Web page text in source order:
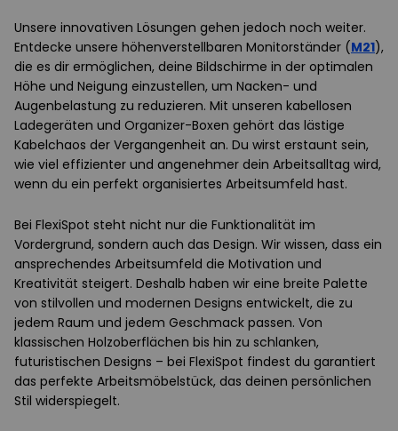
Unsere innovativen Lösungen gehen jedoch noch weiter.
Entdecke unsere höhenverstellbaren Monitorständer (M21),
die es dir ermöglichen, deine Bildschirme in der optimalen
Höhe und Neigung einzustellen, um Nacken- und
Augenbelastung zu reduzieren. Mit unseren kabellosen
Ladegeräten und Organizer-Boxen gehört das lästige
Kabelchaos der Vergangenheit an. Du wirst erstaunt sein,
wie viel effizienter und angenehmer dein Arbeitsalltag wird,
wenn du ein perfekt organisiertes Arbeitsumfeld hast.
Bei FlexiSpot steht nicht nur die Funktionalität im
Vordergrund, sondern auch das Design. Wir wissen, dass ein
ansprechendes Arbeitsumfeld die Motivation und
Kreativität steigert. Deshalb haben wir eine breite Palette
von stilvollen und modernen Designs entwickelt, die zu
jedem Raum und jedem Geschmack passen. Von
klassischen Holzoberflächen bis hin zu schlanken,
futuristischen Designs – bei FlexiSpot findest du garantiert
das perfekte Arbeitsmöbelstück, das deinen persönlichen
Stil widerspiegelt.